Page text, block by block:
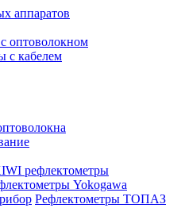
аппаратов
оптоволокном
с кабелем
рефлектометры
Yokogawa
Рефлектометры ТОПАЗ